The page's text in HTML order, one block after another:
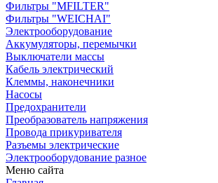
Фильтры "MFILTER"
Фильтры "WEICHAI"
Электрооборудование
Аккумуляторы, перемычки
Выключатели массы
Кабель электрический
Клеммы, наконечники
Насосы
Предохранители
Преобразователь напряжения
Провода прикуривателя
Разъемы электрические
Электрооборудование разное
Меню сайта